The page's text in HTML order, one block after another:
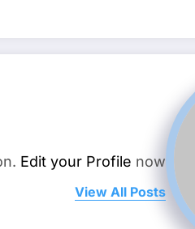
Edit your Profile now.
View All Posts